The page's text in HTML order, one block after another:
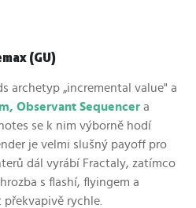
(GU)
archetyp „incremental value" a
Observant Sequencer a
notes se k nim výborně hodí
je velmi slušný payoff pro
dál vyrábí Fractaly, zatímco
s flashí, flyingem a
rychle.